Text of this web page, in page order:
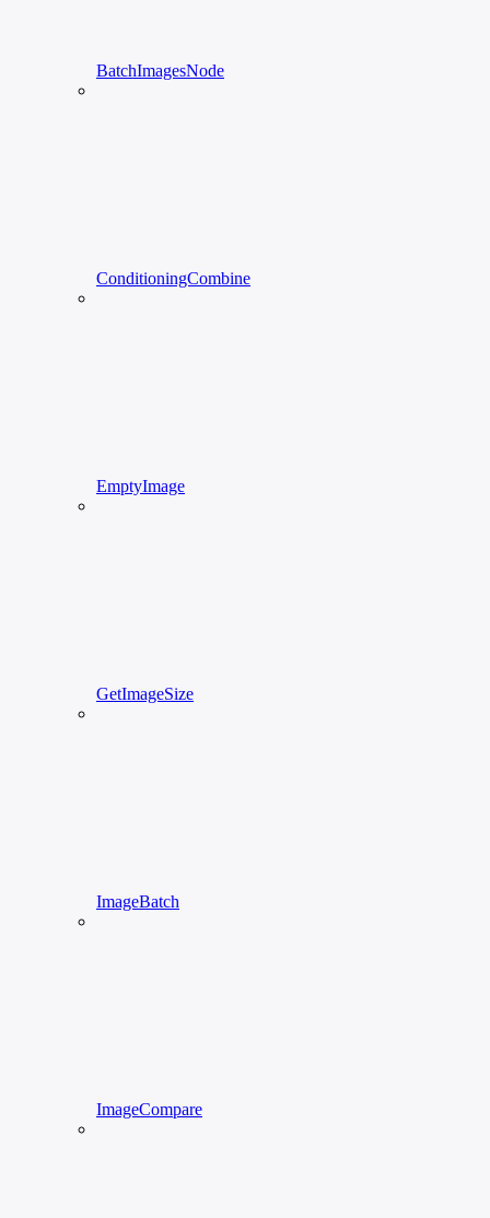
BatchImagesNode
ConditioningCombine
EmptyImage
GetImageSize
ImageBatch
ImageCompare